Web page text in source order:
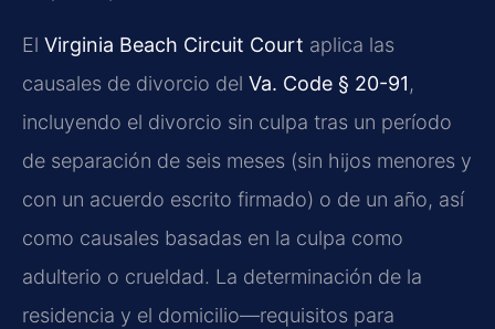
El Virginia Beach Circuit Court aplica las
causales de divorcio del Va. Code § 20-91,
incluyendo el divorcio sin culpa tras un período
de separación de seis meses (sin hijos menores y
con un acuerdo escrito firmado) o de un año, así
como causales basadas en la culpa como
adulterio o crueldad. La determinación de la
residencia y el domicilio—requisitos para